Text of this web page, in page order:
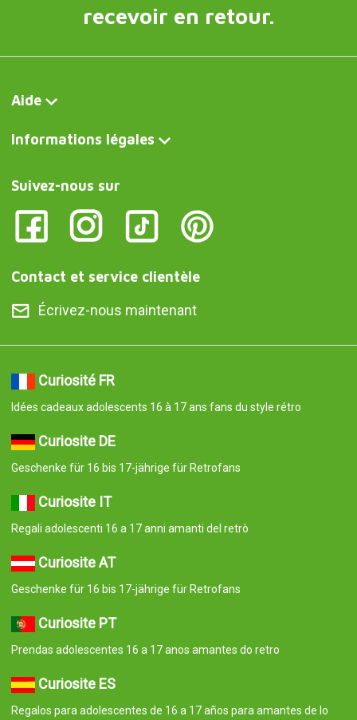
recevoir en retour.
Aide
Informations légales
Suivez-nous sur
Contact et service clientèle
Écrivez-nous maintenant
Curiosité FR
Idées cadeaux adolescents 16 à 17 ans fans du style rétro
Curiosite DE
Geschenke für 16 bis 17-jährige für Retrofans
Curiosite IT
Regali adolescenti 16 a 17 anni amanti del retrò
Curiosite AT
Geschenke für 16 bis 17-jährige für Retrofans
Curiosite PT
Prendas adolescentes 16 a 17 anos amantes do retro
Curiosite ES
Regalos para adolescentes de 16 a 17 años para amantes de lo